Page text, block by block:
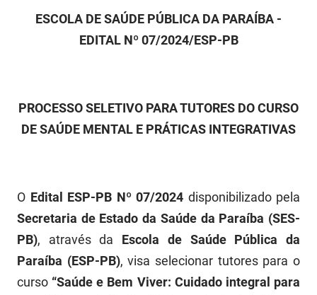
Planejamento, Orçamento e Gestão
Procuradoria Geral do Estado
Saúde
LIFESA
Ouvidoria Geral do Estado
ESCOLA DE SAÚDE PÚBLICA DA PARAÍBA -
EDITAL Nº 07/2024/ESP-PB
PROCESSO SELETIVO PARA TUTORES DO CURSO
DE SAÚDE MENTAL E PRÁTICAS INTEGRATIVAS
O Edital ESP-PB Nº 07/2024 disponibilizado pela
Secretaria de Estado da Saúde da Paraíba (SES-
PB), através da Escola de Saúde Pública da
Paraíba (ESP-PB), visa selecionar tutores para o
curso “Saúde e Bem Viver: Cuidado integral para